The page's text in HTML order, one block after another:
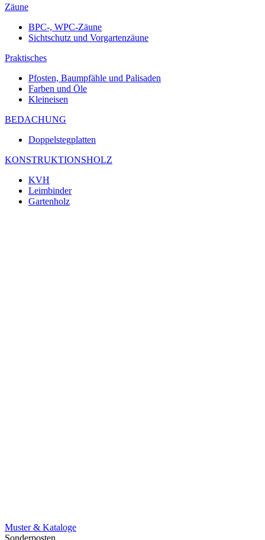
Zäune
BPC-, WPC-Zäune
Sichtschutz und Vorgartenzäune
Praktisches
Pfosten, Baumpfähle und Palisaden
Farben und Öle
Kleineisen
BEDACHUNG
Doppelstegplatten
KONSTRUKTIONSHOLZ
KVH
Leimbinder
Gartenholz
Muster & Kataloge
Sonderposten